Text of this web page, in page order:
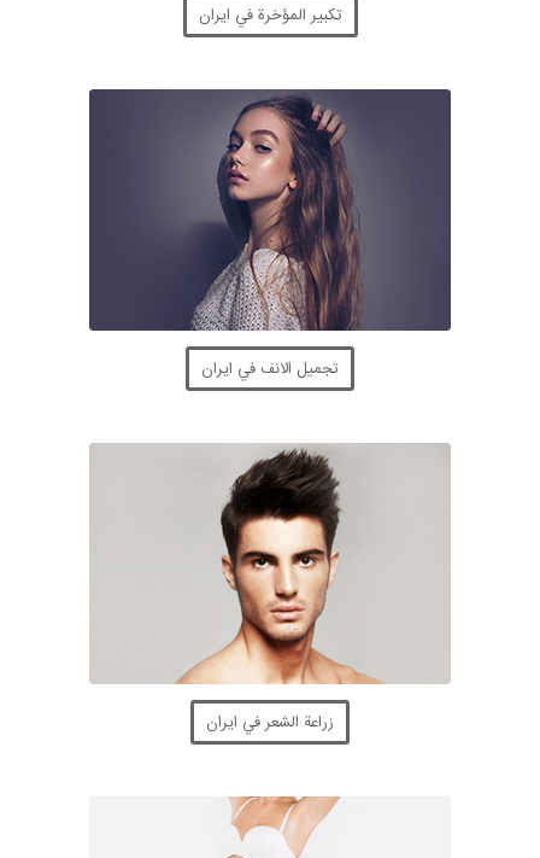
تكبير المؤخرة في ايران
تجميل الانف في ايران
زراعة الشعر في ايران